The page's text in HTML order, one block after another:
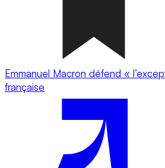
Emmanuel Macron défend «
française